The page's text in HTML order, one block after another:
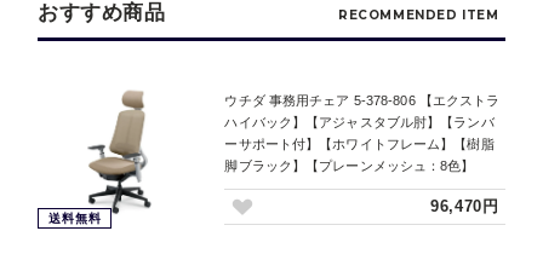
おすすめ商品 RECOMMENDED ITEM
送料無料
ウチダ 事務用チェア 5-378-806 【エクストラ
ハイバック】【アジャスタブル肘】【ランバ
ーサポート付】【ホワイトフレーム】【樹脂
脚ブラック】【プレーンメッシュ：8色】
96,470円